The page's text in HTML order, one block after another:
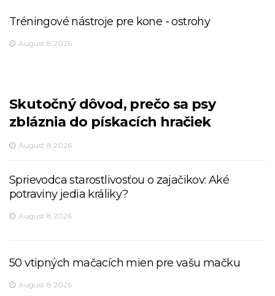
Tréningové nástroje pre kone - ostrohy
August 8,2026
Skutočný dôvod, prečo sa psy
zbláznia do pískacích hračiek
August 8,2026
Sprievodca starostlivosťou o zajačikov: Aké
potraviny jedia králiky?
August 8,2026
50 vtipných mačacích mien pre vašu mačku
August 8,2026